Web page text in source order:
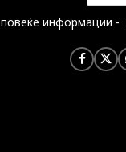
информации -